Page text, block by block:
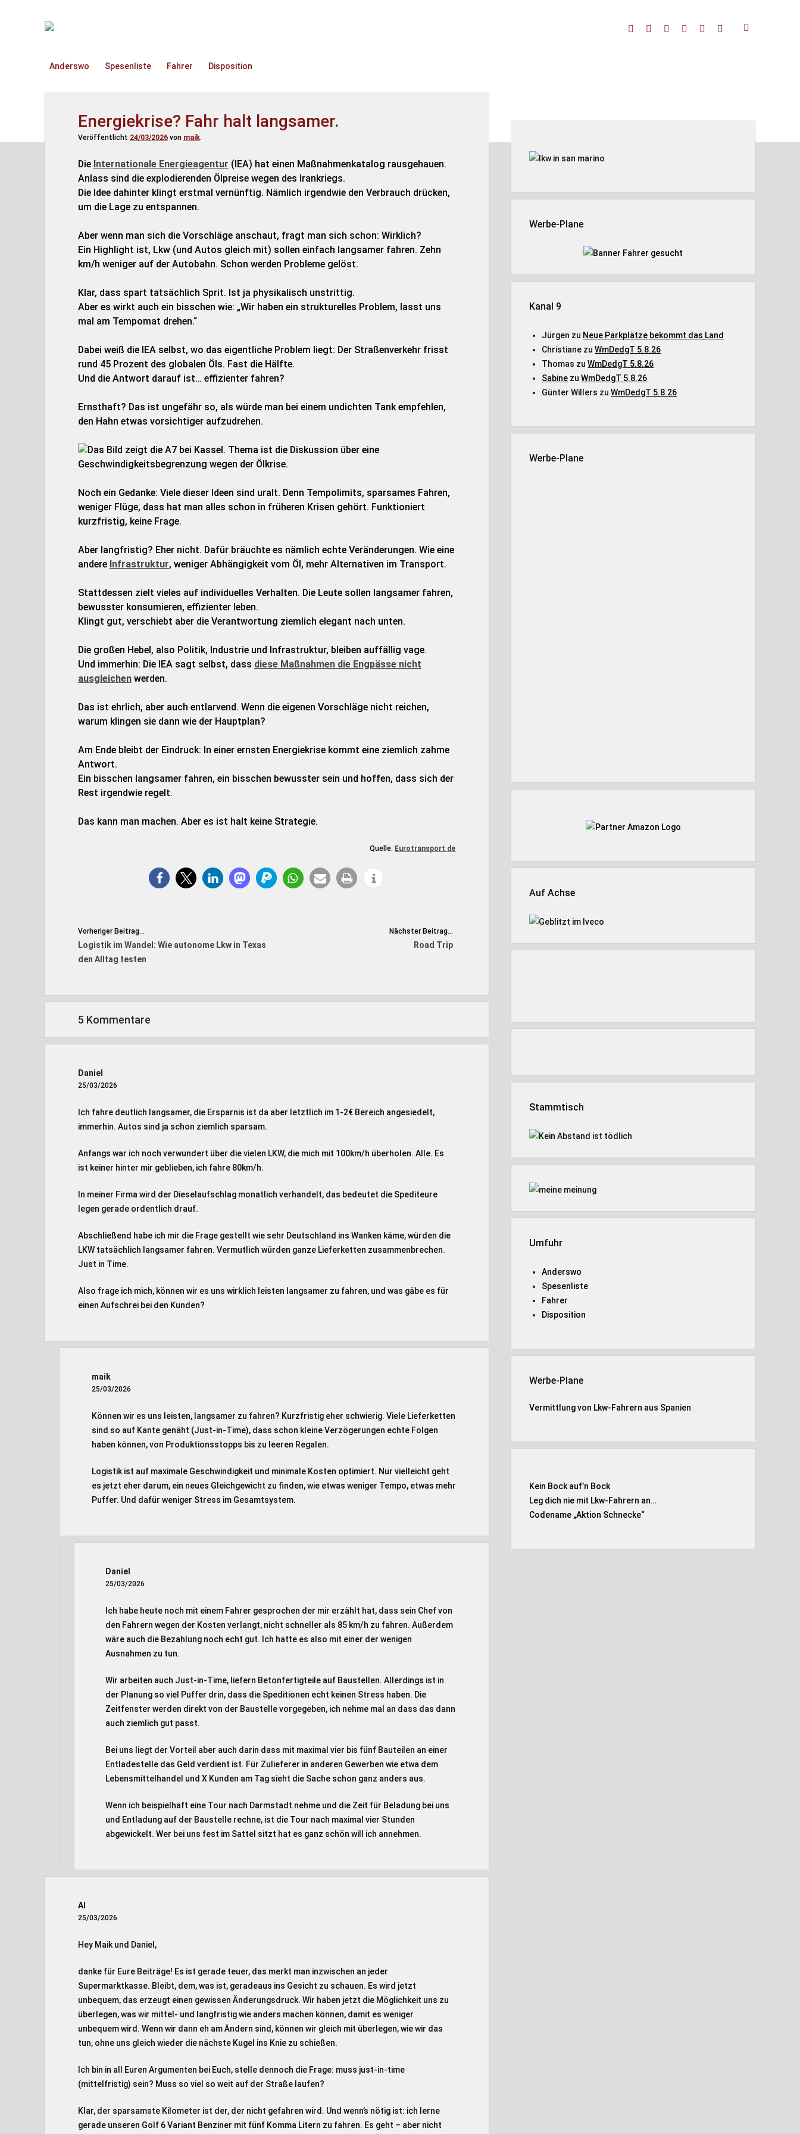
TruckOnline.de facebookthreadslinkedinyoutube
rss amazon
Anderswo Spesenliste Fahrer Disposition
Energiekrise? Fahr halt langsamer.
Veröffentlicht 24/03/2026von maik.
Die Internationale Energieagentur (IEA) hat einen Maßnahmenkatalog rausgehauen.
Anlass sind die explodierenden Ölpreise wegen des Irankriegs.
Die Idee dahinter klingt erstmal vernünftig. Nämlich irgendwie den Verbrauch drücken,
um die Lage zu entspannen.
Aber wenn man sich die Vorschläge anschaut, fragt man sich schon: Wirklich?
Ein Highlight ist, Lkw (und Autos gleich mit) sollen einfach langsamer fahren. Zehn
km/h weniger auf der Autobahn. Schon werden Probleme gelöst.
Klar, dass spart tatsächlich Sprit. Ist ja physikalisch unstrittig.
Aber es wirkt auch ein bisschen wie: „Wir haben ein strukturelles Problem, lasst uns
mal am Tempomat drehen.“
Dabei weiß die IEA selbst, wo das eigentliche Problem liegt: Der Straßenverkehr frisst
rund 45 Prozent des globalen Öls. Fast die Hälfte.
Und die Antwort darauf ist… effizienter fahren?
Ernsthaft? Das ist ungefähr so, als würde man bei einem undichten Tank empfehlen,
den Hahn etwas vorsichtiger aufzudrehen.
Noch ein Gedanke: Viele dieser Ideen sind uralt. Denn Tempolimits, sparsames Fahren,
weniger Flüge, dass hat man alles schon in früheren Krisen gehört. Funktioniert
kurzfristig, keine Frage.
Aber langfristig? Eher nicht. Dafür bräuchte es nämlich echte Veränderungen. Wie eine
andere Infrastruktur, weniger Abhängigkeit vom Öl, mehr Alternativen im Transport.
Stattdessen zielt vieles auf individuelles Verhalten. Die Leute sollen langsamer fahren,
bewusster konsumieren, effizienter leben.
Klingt gut, verschiebt aber die Verantwortung ziemlich elegant nach unten.
Die großen Hebel, also Politik, Industrie und Infrastruktur, bleiben auffällig vage.
Und immerhin: Die IEA sagt selbst, dass diese Maßnahmen die Engpässe nicht
ausgleichenwerden.
Das ist ehrlich, aber auch entlarvend. Wenn die eigenen Vorschläge nicht reichen,
warum klingen sie dann wie der Hauptplan?
Am Ende bleibt der Eindruck: In einer ernsten Energiekrise kommt eine ziemlich zahme
Antwort.
Ein bisschen langsamer fahren, ein bisschen bewusster sein und hoffen, dass sich der
Rest irgendwie regelt.
Das kann man machen. Aber es ist halt keine Strategie.
Quelle: Eurotransport de
Vorheriger Beitrag...
Logistik im Wandel: Wie autonome Lkw in Texas
den Alltag testen
Nächster Beitrag...
Road Trip
5 Kommentare
Daniel
25/03/2026
Ich fahre deutlich langsamer, die Ersparnis ist da aber letztlich im 1-2€ Bereich angesiedelt,
immerhin. Autos sind ja schon ziemlich sparsam.
Anfangs war ich noch verwundert über die vielen LKW, die mich mit 100km/h überholen. Alle. Es
ist keiner hinter mir geblieben, ich fahre 80km/h.
In meiner Firma wird der Dieselaufschlag monatlich verhandelt, das bedeutet die Spediteure
legen gerade ordentlich drauf.
Abschließend habe ich mir die Frage gestellt wie sehr Deutschland ins Wanken käme, würden die
LKW tatsächlich langsamer fahren. Vermutlich würden ganze Lieferketten zusammenbrechen.
Just in Time.
Also frage ich mich, können wir es uns wirklich leisten langsamer zu fahren, und was gäbe es für
einen Aufschrei bei den Kunden?
maik
25/03/2026
Können wir es uns leisten, langsamer zu fahren? Kurzfristig eher schwierig. Viele Lieferketten
sind so auf Kante genäht (Just-in-Time), dass schon kleine Verzögerungen echte Folgen
haben können, von Produktionsstopps bis zu leeren Regalen.
Logistik ist auf maximale Geschwindigkeit und minimale Kosten optimiert. Nur vielleicht geht
es jetzt eher darum, ein neues Gleichgewicht zu finden, wie etwas weniger Tempo, etwas mehr
Puffer. Und dafür weniger Stress im Gesamtsystem.
Daniel
25/03/2026
Ich habe heute noch mit einem Fahrer gesprochen der mir erzählt hat, dass sein Chef von
den Fahrern wegen der Kosten verlangt, nicht schneller als 85 km/h zu fahren. Außerdem
wäre auch die Bezahlung noch echt gut. Ich hatte es also mit einer der wenigen
Ausnahmen zu tun.
Wir arbeiten auch Just-in-Time, liefern Betonfertigteile auf Baustellen. Allerdings ist in
der Planung so viel Puffer drin, dass die Speditionen echt keinen Stress haben. Die
Zeitfenster werden direkt von der Baustelle vorgegeben, ich nehme mal an dass das dann
auch ziemlich gut passt.
Bei uns liegt der Vorteil aber auch darin dass mit maximal vier bis fünf Bauteilen an einer
Entladestelle das Geld verdient ist. Für Zulieferer in anderen Gewerben wie etwa dem
Lebensmittelhandel und X Kunden am Tag sieht die Sache schon ganz anders aus.
Wenn ich beispielhaft eine Tour nach Darmstadt nehme und die Zeit für Beladung bei uns
und Entladung auf der Baustelle rechne, ist die Tour nach maximal vier Stunden
abgewickelt. Wer bei uns fest im Sattel sitzt hat es ganz schön will ich annehmen.
Al
25/03/2026
Hey Maik und Daniel,
danke für Eure Beiträge! Es ist gerade teuer, das merkt man inzwischen an jeder
Supermarktkasse. Bleibt, dem, was ist, geradeaus ins Gesicht zu schauen. Es wird jetzt
unbequem, das erzeugt einen gewissen Änderungsdruck. Wir haben jetzt die Möglichkeit uns zu
überlegen, was wir mittel- und langfristig wie anders machen können, damit es weniger
unbequem wird. Wenn wir dann eh am Ändern sind, können wir gleich mit überlegen, wie wir das
tun, ohne uns gleich wieder die nächste Kugel ins Knie zu schießen.
Ich bin in all Euren Argumenten bei Euch, stelle dennoch die Frage: muss just-in-time
(mittelfristig) sein? Muss so viel so weit auf der Straße laufen?
Klar, der sparsamste Kilometer ist der, der nicht gefahren wird. Und wenn’s nötig ist: ich lerne
gerade unseren Golf 6 Variant Benziner mit fünf Komma Litern zu fahren. Es geht – aber nicht
Werbe-Plane
Kanal 9
Jürgen zu Neue Parkplätze bekommt das Land
Christiane zuWmDedgT 5.8.26
Thomas zuWmDedgT 5.8.26
Sabine zuWmDedgT 5.8.26
Günter Willers zuWmDedgT 5.8.26
Werbe-Plane
Auf Achse
Stammtisch
Umfuhr
Anderswo
Spesenliste
Fahrer
Disposition
Werbe-Plane
Vermittlung von Lkw-Fahrern aus Spanien
Kein Bock auf’n Bock
Leg dich nie mit Lkw-Fahrern an…
Codename „Aktion Schnecke“